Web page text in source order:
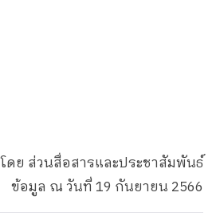
โดย ส่วนสื่อสารและประชาสัมพันธ์
ข้อมูล ณ วันที่ 19 กันยายน 2566